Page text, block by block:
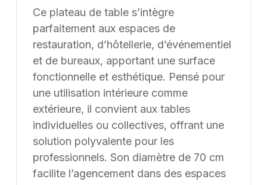
esthétique et robustesse pour répondre aux
exigences des professionnels. Informations
complémentaires : Le diamètre de 70 cm offre un
compromis idéal entre compacité et fonctionnalité.
Adaptable à différents types de piétements en métal,
PVC ou bois, il s’intègre aisément dans de nombreux
environnements. Supply8 propose également des
personnalisations sur mesure, notamment en
dimensions et finitions, pour répondre aux besoins
spécifiques. Il est recommandé d’éviter l’exposition
prolongée directe aux intempéries pour préserver la
qualité du plateau. Informations complémentaires :
Ce plateau de table s’intègre
parfaitement aux espaces de
restauration, d’hôtellerie, d’événementiel
et de bureaux, apportant une surface
fonctionnelle et esthétique. Pensé pour
une utilisation intérieure comme
extérieure, il convient aux tables
individuelles ou collectives, offrant une
solution polyvalente pour les
professionnels. Son diamètre de 70 cm
facilite l’agencement dans des espaces